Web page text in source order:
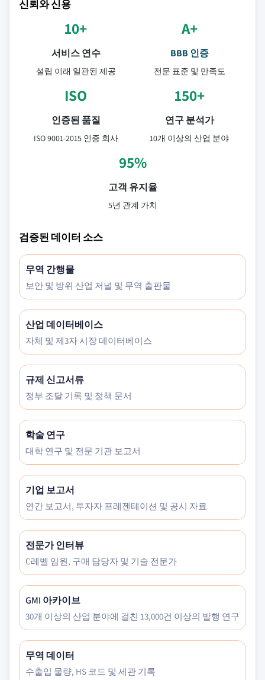
신뢰와 신용
10+
서비스 연수
설립 이래 일관된 제공
A+
BBB 인증
전문 표준 및 만족도
ISO
인증된 품질
ISO 9001-2015 인증 회사
150+
연구 분석가
10개 이상의 산업 분야
95%
고객 유지율
5년 관계 가치
검증된 데이터 소스
무역 간행물
보안 및 방위 산업 저널 및 무역 출판물
산업 데이터베이스
자체 및 제3자 시장 데이터베이스
규제 신고서류
정부 조달 기록 및 정책 문서
학술 연구
대학 연구 및 전문 기관 보고서
기업 보고서
연간 보고서, 투자자 프레젠테이션 및 공시 자료
전문가 인터뷰
C레벨 임원, 구매 담당자 및 기술 전문가
GMI 아카이브
30개 이상의 산업 분야에 걸친 13,000건 이상의 발행 연구
무역 데이터
수출입 물량, HS 코드 및 세관 기록